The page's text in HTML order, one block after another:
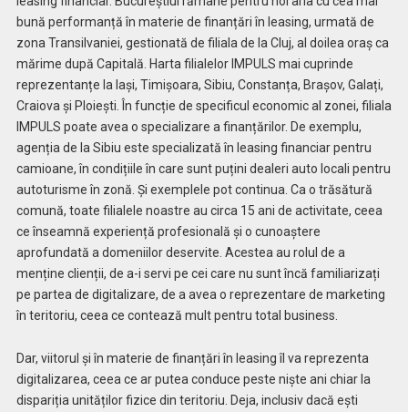
bună performanță în materie de finanțări în leasing, urmată de
zona Transilvaniei, gestionată de filiala de la Cluj, al doilea oraș ca
mărime după Capitală. Harta filialelor IMPULS mai cuprinde
reprezen­tanțe la Iași, Timișoara, Sibiu, Constanța, Brașov, Galați,
Craiova și Ploiești. În funcție de specificul economic al zonei, filiala
IMPULS poate avea o specializare a finanțărilor. De exemplu,
agenția de la Sibiu este specializată în leasing financiar pentru
camioane, în condițiile în care sunt puțini dealeri auto locali pentru
autoturisme în zonă. Și exemplele pot continua. Ca o trăsătură
comună, toate filialele noastre au circa 15 ani de activitate, ceea
ce înseamnă experiență profesională și o cunoaștere
aprofundată a domeniilor deservite. Acestea au rolul de a
menține clienții, de a-i servi pe cei care nu sunt încă familiarizați
pe partea de digitalizare, de a avea o reprezentare de marketing
în teritoriu, ceea ce contează mult pentru total business.
Dar, viitorul și în materie de finanțări în leasing îl va reprezenta
digitalizarea, ceea ce ar putea conduce peste niște ani chiar la
dispariția unităților fizice din teritoriu. Deja, inclusiv dacă ești